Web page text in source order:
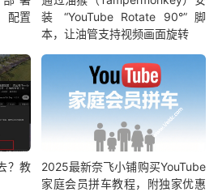
配置
装 “YouTube Rotate 90°” 脚
本，让油管支持视频画面旋转
？教
2025最新奈飞小铺购买YouTube
家庭会员拼车教程，附独家优惠